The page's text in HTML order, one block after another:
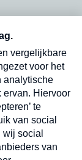
in
Verzend